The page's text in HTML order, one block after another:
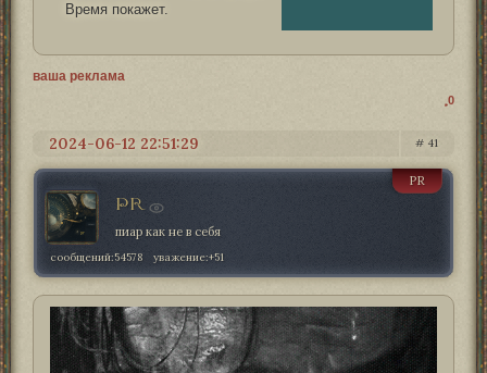
Время покажет.
ваша реклама
0
41
2024-06-12 22:51:29
PR
PR
пиар как не в себя
сообщений:54578 уважение:+51